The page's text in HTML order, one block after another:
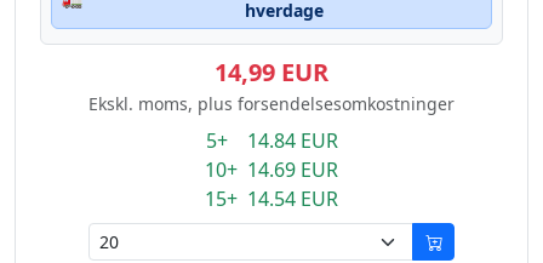
hverdage
14,99 EUR
Ekskl. moms, plus forsendelsesomkostninger
5+ 14.84 EUR
10+ 14.69 EUR
15+ 14.54 EUR